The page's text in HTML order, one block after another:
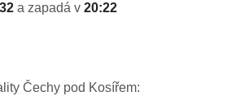
a zapadá v 20:22
Čechy pod Kosířem: